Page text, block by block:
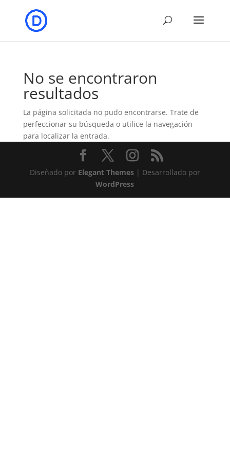
No se encontraron
resultados
La página solicitada no pudo encontrarse. Trate de
perfeccionar su búsqueda o utilice la navegación
para localizar la entrada.
Diseñado por Elegant Themes| Desarrollado por
WordPress